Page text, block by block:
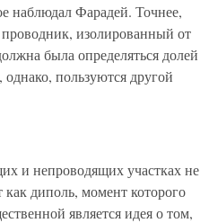
наблюдал Фарадей. Точнее,
изолированный от
была определяться долей
пользуются другой
и непроводящих участках не
диполь, момент которого
является идея о том,